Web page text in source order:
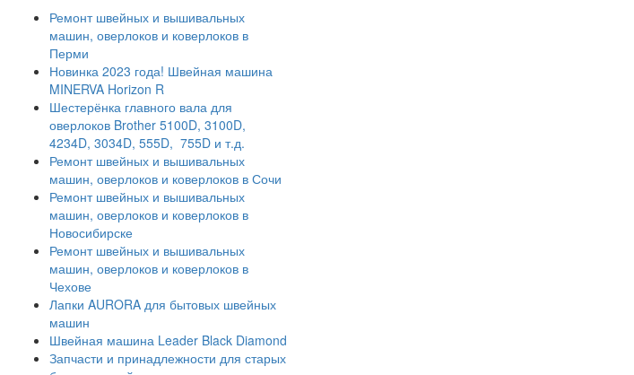
Ремонт швейных и вышивальных
машин, оверлоков и коверлоков в
Перми
Новинка 2023 года! Швейная машина
MINERVA Horizon R
Шестерёнка главного вала для
оверлоков Brother 5100D, 3100D,
4234D, 3034D, 555D, 755D и т.д.
Ремонт швейных и вышивальных
машин, оверлоков и коверлоков в Сочи
Ремонт швейных и вышивальных
машин, оверлоков и коверлоков в
Новосибирске
Ремонт швейных и вышивальных
машин, оверлоков и коверлоков в
Чехове
Лапки AURORA для бытовых швейных
машин
Швейная машина Leader Black Diamond
Запчасти и принадлежности для старых